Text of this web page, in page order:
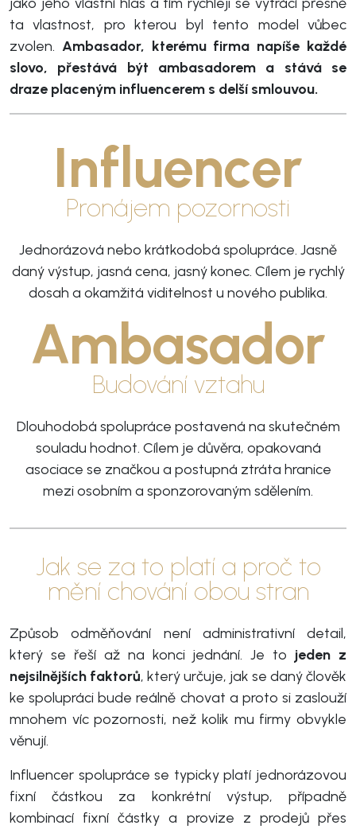
ta vlastnost, pro kterou byl tento model vůbec
zvolen. Ambasador, kterému firma napíše každé
slovo, přestává být ambasadorem a stává se
draze placeným influencerem s delší smlouvou.
Influencer
Pronájem pozornosti
Jednorázová nebo krátkodobá spolupráce. Jasně
daný výstup, jasná cena, jasný konec. Cílem je rychlý
dosah a okamžitá viditelnost u nového publika.
Ambasador
Budování vztahu
Dlouhodobá spolupráce postavená na skutečném
souladu hodnot. Cílem je důvěra, opakovaná
asociace se značkou a postupná ztráta hranice
mezi osobním a sponzorovaným sdělením.
Jak se za to platí a proč to
mění chování obou stran
Způsob odměňování není administrativní detail,
který se řeší až na konci jednání. Je to jeden z
nejsilnějších faktorů, který určuje, jak se daný člověk
ke spolupráci bude reálně chovat a proto si zaslouží
mnohem víc pozornosti, než kolik mu firmy obvykle
věnují.
Influencer spolupráce se typicky platí jednorázovou
fixní částkou za konkrétní výstup, případně
kombinací fixní částky a provize z prodejů přes